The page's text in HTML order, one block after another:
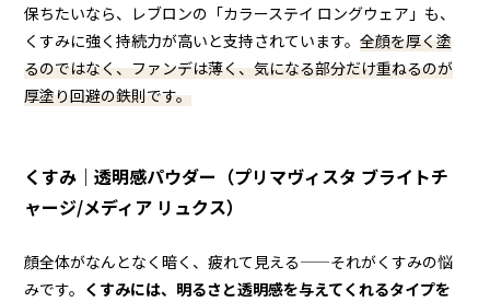
保ちたいなら、レブロンの「カラーステイ ロングウェア」も、
くすみに強く持続力が高いと支持されています。全顔を厚く塗
るのではなく、ファンデは薄く、気になる部分だけ重ねるのが
厚塗り回避の鉄則です。
くすみ｜透明感パウダー（プリマヴィスタ ブライトチ
ャージ/メディア リュクス）
顔全体がなんとなく暗く、疲れて見える——それがくすみの悩
みです。 くすみには、明るさと透明感を与えてくれるタイプを